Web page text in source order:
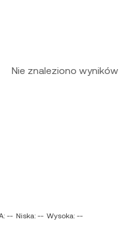
Nie znaleziono wyników
-- Niska: -- Wysoka: --